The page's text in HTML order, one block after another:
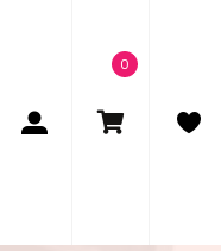
0